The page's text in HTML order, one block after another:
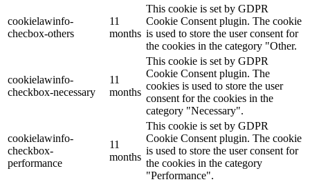
cookielawinfo-
checbox-others
11
months
This cookie is set by GDPR
Cookie Consent plugin. The cookie
is used to store the user consent for
the cookies in the category "Other.
cookielawinfo-
checkbox-necessary
11
months
This cookie is set by GDPR
Cookie Consent plugin. The
cookies is used to store the user
consent for the cookies in the
category "Necessary".
cookielawinfo-
checkbox-
performance
11
months
This cookie is set by GDPR
Cookie Consent plugin. The cookie
is used to store the user consent for
the cookies in the category
"Performance".